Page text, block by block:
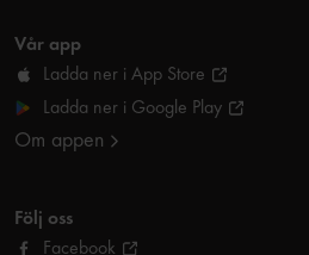
Vår app
Ladda ner i App Store
Ladda ner i Google Play
Om appen
Följ oss
Facebook